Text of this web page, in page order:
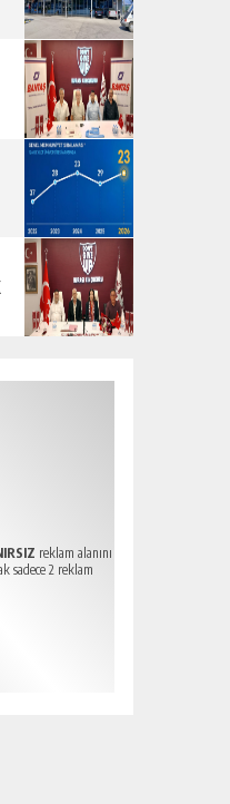
reklam alanını
sadece 2 reklam